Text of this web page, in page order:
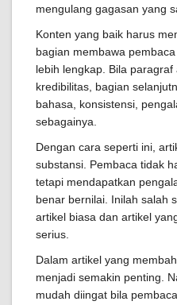
mengulang gagasan yang
Konten yang baik harus
bagian membawa
lebih lengkap. Bila
kredibilitas, bagian
bahasa, konsistensi,
sebagainya.
Dengan cara seperti ini,
substansi. Pembaca tidak
tetapi mendapatkan
benar bernilai. Inilah salah
artikel biasa dan artikel
serius.
Dalam artikel yang
menjadi semakin penting.
mudah diingat bila